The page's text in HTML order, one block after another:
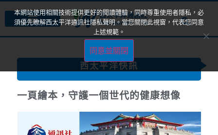
西太平洋快訊
一頁繪本，守護一個世代的健康想像
本網站使用相關技術提供更好的閱讀體驗，同時尊重使用者隱私，必
須優先瞭解西太平洋通訊社隱私聲明。當您關閉此視窗，代表您同意
上述規範。
同意並關閉